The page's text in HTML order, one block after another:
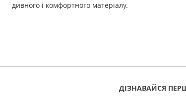
дивного і комфортного матеріалу.
ДІЗНАВАЙСЯ